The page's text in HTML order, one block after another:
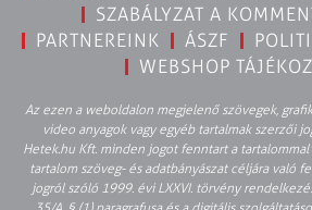
SZABÁLYZAT A
PARTNEREINK
ÁSZF
WEBSHOP
Az ezen a weboldalon megjelenő szövegek,
video anyagok vagy egyéb tartalmak szerzői
Hetek.hu Kft. minden jogot fenntart a
tartalom szöveg- és adatbányászat céljára való
jogról szóló 1999. évi LXXVI. törvény